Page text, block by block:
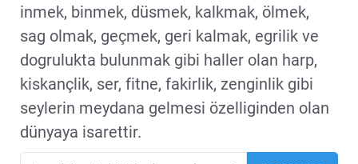
inmek, binmek, düsmek, kalkmak, ölmek,
sag olmak, geçmek, geri kalmak, egrilik ve
dogrulukta bulunmak gibi haller olan harp,
kiskançlik, ser, fitne, fakirlik, zenginlik gibi
seylerin meydana gelmesi özelliginden olan
dünyaya isarettir.